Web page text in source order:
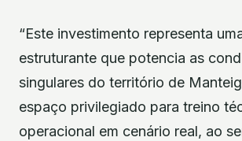
“Este investimento representa
estruturante que potencia as
singulares do território de
espaço privilegiado para treino
operacional em cenário real, ao